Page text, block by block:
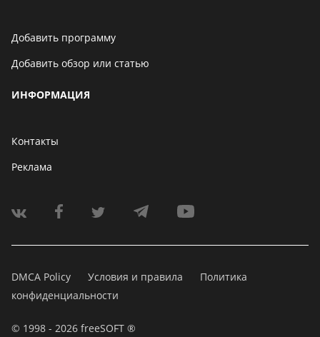
Добавить программу
Добавить обзор или статью
ИНФОРМАЦИЯ
Контакты
Реклама
DMCA Policy Условия и правила
Политика
конфиденциальности
© 1998 - 2026 freeSOFT ®